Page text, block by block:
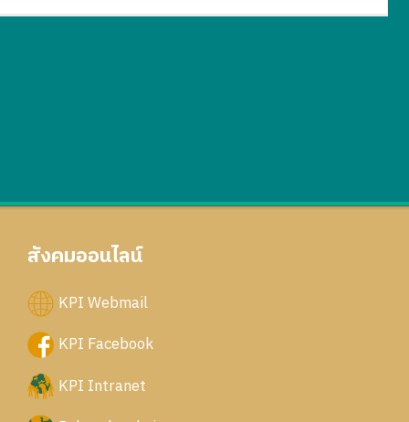
สังคมออนไลน์
KPI Webmail
KPI Facebook
KPI Intranet